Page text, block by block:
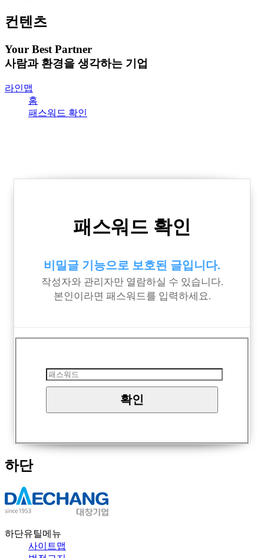
컨텐츠
Your Best Partner
사람과 환경을 생각하는 기업
라인맵
홈
패스워드 확인
패스워드 확인
비밀글 기능으로 보호된 글입니다.
작성자와 관리자만 열람하실 수 있습니다.
본인이라면 패스워드를 입력하세요.
하단
하단유틸메뉴
사이트맵